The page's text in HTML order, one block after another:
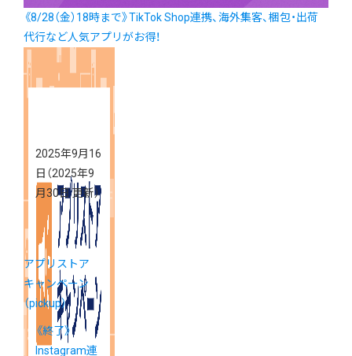
《8/28（金）18時まで》TikTok Shop連携、海外集客、梱包・出荷
代行など人気アプリがお得！
2025年9月16
日 （2025年9
月30日 更新）
アプリストア
キャンペーン
（pickup）
《終了》
Instagram連